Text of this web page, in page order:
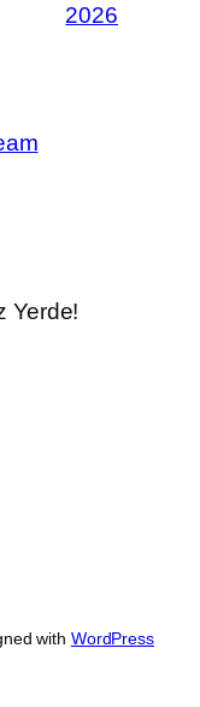
2026
Yerde!
with WordPress